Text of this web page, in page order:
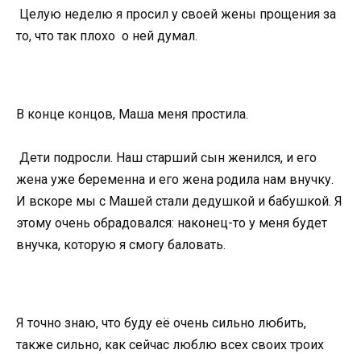
Целую неделю я просил у своей жены прощения за
то, что так плохо о ней думал.
В конце концов, Маша меня простила.
Дети подросли. Наш старший сын женился, и его
жена уже беременна и его жена родила нам внучку.
И вскоре мы с Машей стали дедушкой и бабушкой. Я
этому очень обрадовался: наконец-то у меня будет
внучка, которую я смогу баловать.
Я точно знаю, что буду её очень сильно любить,
также сильно, как сейчас люблю всех своих троих